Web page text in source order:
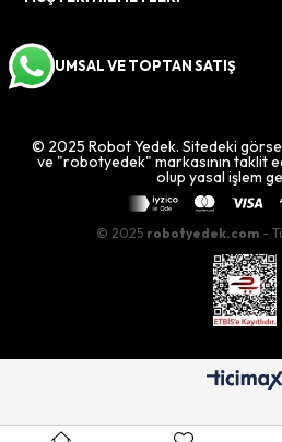
KURUMSAL VE TOPTAN SATIŞ
© 2025 Robot Yedek. Sitedeki
ve "robotyedek" markasının taklit
olup yasal işlem
© 2025 robotyedek.com -